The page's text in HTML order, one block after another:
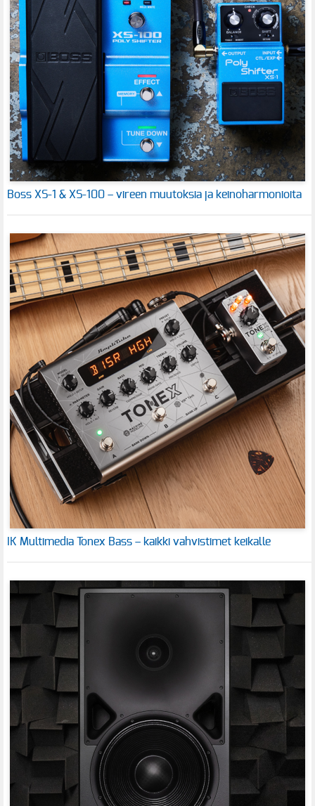
Boss XS-1 & XS-100 – vireen muutoksia ja keinoharmonioita
IK Multimedia Tonex Bass – kaikki vahvistimet keikalle